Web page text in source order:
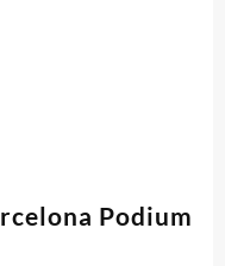
Podium